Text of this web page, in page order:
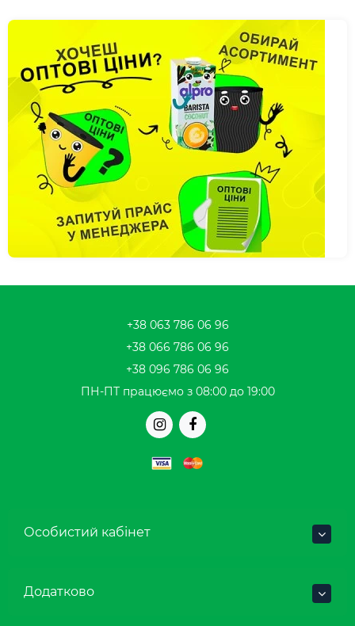
+38 063 786 06 96
+38 066 786 06 96
+38 096 786 06 96
ПН-ПТ працюємо з 08:00 до 19:00
Особистий кабінет
Додатково